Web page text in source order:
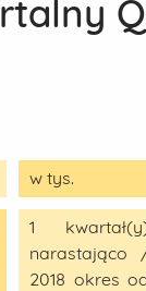
w tys.
1
narastająco
2018 okres